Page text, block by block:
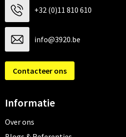
+32 (0)11 810 610
info@3920.be
Contacteer ons
Informatie
Over ons